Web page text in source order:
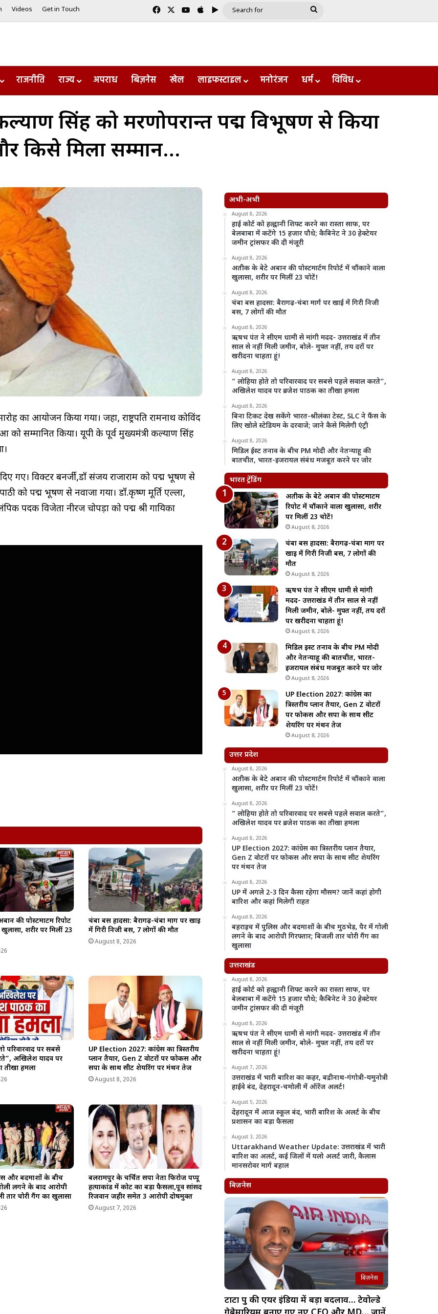
Videos Get in Touch FacebookYouTube
AppleGoogle Play
Search
राजनीति राज्य अपराध बिज़नेस खेल लाइफस्टाइल मनोरंजन धर्म विविध
सिंह को मरणोपरान्त पद्म विभूषण से किया
किसे मिला सम्मान…
का आयोजन किया गया। जहा, राष्ट्रपति रामनाथ कोविंद
सम्मानित किया। यूपी के पूर्व मुख्यमंत्री कल्याण सिंह
गए। विक्टर बनर्जी,डॉ संजय राजाराम को पद्म भूषण से
को पद्म भूषण से नवाजा गया। डॉ.कृष्ण मूर्ति एल्ला,
पदक विजेता नीरज चोपड़ा को पद्म श्री गायिका
की पोस्टमार्टम रिपोर्ट
शरीर पर मिलीं 23
चंबा बस हादसा: बैरागढ़-चंबा मार्ग पर खाई
में गिरी निजी बस, 7 लोगों की मौत
August 8, 2026
परिवारवाद पर सबसे
अखिलेश यादव पर
तीखा हमला
UP Election 2027: कांग्रेस का त्रिस्तरीय
प्लान तैयार, Gen Z वोटरों पर फोकस और
सपा के साथ सीट शेयरिंग पर मंथन तेज
August 8, 2026
और बदमाशों के बीच
लगने के बाद आरोपी
तार चोरी गैंग का खुलासा
बलरामपुर के चर्चित सपा नेता फिरोज पप्पू
हत्याकांड में कोर्ट का बड़ा फैसला,पूर्व सांसद
रिजवान जहीर समेत 3 आरोपी दोषमुक्त
August 7, 2026
अभी-अभी
August 8, 2026
हाई कोर्ट को हल्द्वानी शिफ्ट करने का रास्ता साफ, पर
बेलबाबा में कटेंगे 15 हजार पौधे; कैबिनेट ने 30 हेक्टेयर
जमीन ट्रांसफर की दी मंजूरी
August 8, 2026
अतीक के बेटे अबान की पोस्टमार्टम रिपोर्ट में चौंकाने वाला
खुलासा, शरीर पर मिलीं 23 चोटें!
August 8, 2026
चंबा बस हादसा: बैरागढ़-चंबा मार्ग पर खाई में गिरी निजी
बस, 7 लोगों की मौत
August 8, 2026
ऋषभ पंत ने सीएम धामी से मांगी मदद- उत्तराखंड में तीन
साल से नहीं मिली जमीन, बोले- मुफ्त नहीं, तय दरों पर
खरीदना चाहता हूं!
August 8, 2026
” लोहिया होते तो परिवारवाद पर सबसे पहले सवाल करते”,
अखिलेश यादव पर ब्रजेश पाठक का तीखा हमला
August 8, 2026
बिना टिकट देख सकेंगे भारत-श्रीलंका टेस्ट, SLC ने फैंस के
लिए खोले स्टेडियम के दरवाजे; जाने कैसे मिलेगी एंट्री
August 8, 2026
मिडिल ईस्ट तनाव के बीच PM मोदी और नेतन्याहू की
बातचीत, भारत-इजरायल संबंध मजबूत करने पर जोर
भारत ट्रेंडिंग
अतीक के बेटे अबान की पोस्टमार्टम
रिपोर्ट में चौंकाने वाला खुलासा, शरीर
पर मिलीं 23 चोटें!
August 8, 2026
चंबा बस हादसा: बैरागढ़-चंबा मार्ग पर
खाई में गिरी निजी बस, 7 लोगों की
मौत
August 8, 2026
ऋषभ पंत ने सीएम धामी से मांगी
मदद- उत्तराखंड में तीन साल से नहीं
मिली जमीन, बोले- मुफ्त नहीं, तय दरों
पर खरीदना चाहता हूं!
August 8, 2026
मिडिल ईस्ट तनाव के बीच PM मोदी
और नेतन्याहू की बातचीत, भारत-
इजरायल संबंध मजबूत करने पर जोर
August 8, 2026
UP Election 2027: कांग्रेस का
त्रिस्तरीय प्लान तैयार, Gen Z वोटरों
पर फोकस और सपा के साथ सीट
शेयरिंग पर मंथन तेज
August 8, 2026
उत्तर प्रदेश
August 8, 2026
अतीक के बेटे अबान की पोस्टमार्टम रिपोर्ट में चौंकाने वाला
खुलासा, शरीर पर मिलीं 23 चोटें!
August 8, 2026
” लोहिया होते तो परिवारवाद पर सबसे पहले सवाल करते”,
अखिलेश यादव पर ब्रजेश पाठक का तीखा हमला
August 8, 2026
UP Election 2027: कांग्रेस का त्रिस्तरीय प्लान तैयार,
Gen Z वोटरों पर फोकस और सपा के साथ सीट शेयरिंग
पर मंथन तेज
August 8, 2026
UP में अगले 2-3 दिन कैसा रहेगा मौसम? जानें कहां होगी
बारिश और कहां मिलेगी राहत
August 8, 2026
बहराइच में पुलिस और बदमाशों के बीच मुठभेड़, पैर में गोली
लगने के बाद आरोपी गिरफ्तार; बिजली तार चोरी गैंग का
खुलासा
उत्तराखंड
August 8, 2026
हाई कोर्ट को हल्द्वानी शिफ्ट करने का रास्ता साफ, पर
बेलबाबा में कटेंगे 15 हजार पौधे; कैबिनेट ने 30 हेक्टेयर
जमीन ट्रांसफर की दी मंजूरी
August 8, 2026
ऋषभ पंत ने सीएम धामी से मांगी मदद- उत्तराखंड में तीन
साल से नहीं मिली जमीन, बोले- मुफ्त नहीं, तय दरों पर
खरीदना चाहता हूं!
August 7, 2026
उत्तराखंड में भारी बारिश का कहर, बद्रीनाथ-गंगोत्री-यमुनोत्री
हाईवे बंद, देहरादून-चमोली में ऑरेंज अलर्ट!
August 5, 2026
देहरादून में आज स्कूल बंद, भारी बारिश के अलर्ट के बीच
प्रशासन का बड़ा फैसला
August 3, 2026
Uttarakhand Weather Update: उत्तराखंड में भारी
बारिश का अलर्ट, कई जिलों में यलो अलर्ट जारी, कैलास
मानसरोवर मार्ग बहाल
बिज़नेस
बिज़नेस
टाटा ग्रुप की एयर इंडिया में बड़ा बदलाव… टेवोल्डे